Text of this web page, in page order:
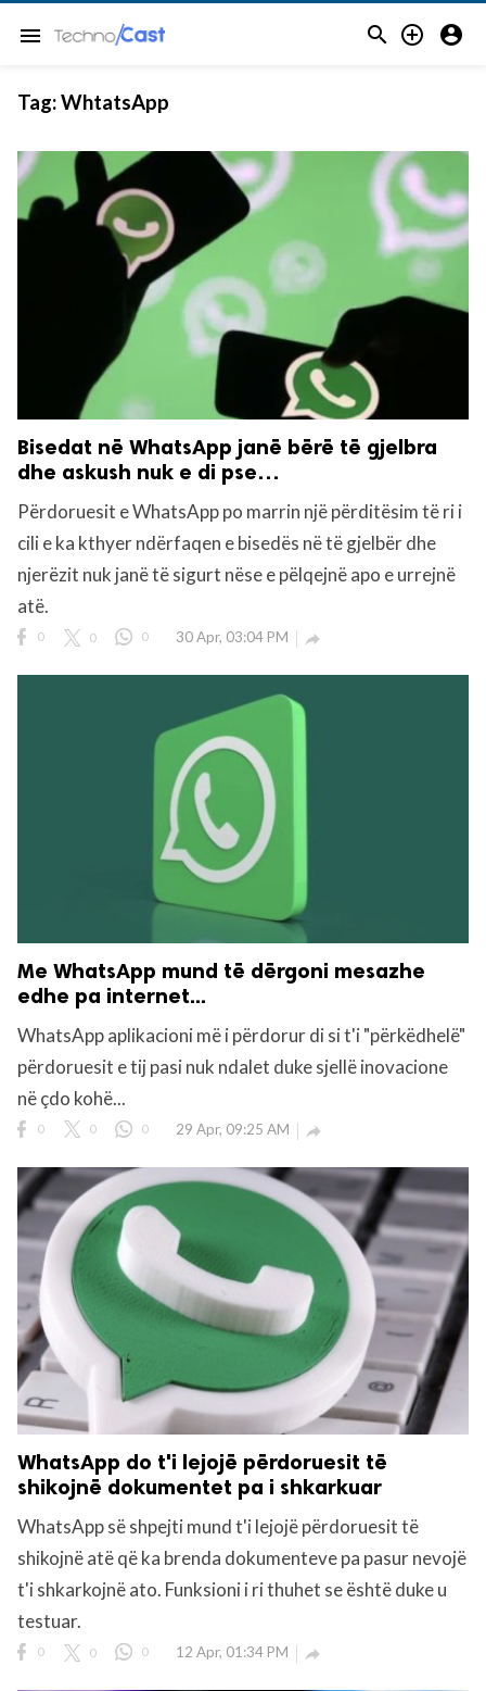
menu   
Tag:WhtatsApp
Bisedat në WhatsApp janë bërë të gjelbra
dhe askush nuk e di pse…
Përdoruesit e WhatsApp po marrin një përditësim të ri i
cili e ka kthyer ndërfaqen e bisedës në të gjelbër dhe
njerëzit nuk janë të sigurt nëse e pëlqejnë apo e urrejnë
atë.
0 0 0 30 Apr, 03:04 PM 
Me WhatsApp mund të dërgoni mesazhe
edhe pa internet...
WhatsApp aplikacioni më i përdorur di si t'i "përkëdhelë"
përdoruesit e tij pasi nuk ndalet duke sjellë inovacione
në çdo kohë...
0 0 0 29 Apr, 09:25 AM 
WhatsApp do t'i lejojë përdoruesit të
shikojnë dokumentet pa i shkarkuar
WhatsApp së shpejti mund t'i lejojë përdoruesit të
shikojnë atë që ka brenda dokumenteve pa pasur nevojë
t'i shkarkojnë ato. Funksioni i ri thuhet se është duke u
testuar.
0 0 0 12 Apr, 01:34 PM 